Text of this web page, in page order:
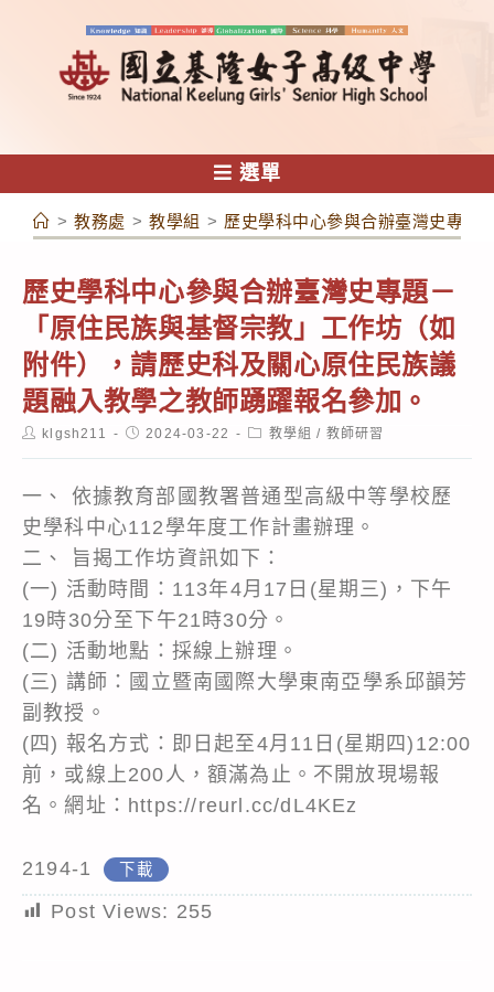
容
選單
> 教務處 > 教學組 > 歷史學科中心參與合辦臺灣史專題
歷史學科中心參與合辦臺灣史專題－
「原住民族與基督宗教」工作坊（如
附件），請歷史科及關心原住民族議
題融入教學之教師踴躍報名參加。
Postklgsh211
Post2024-03-22
Post教學組 / 教師研習
一、 依據教育部國教署普通型高級中等學校歷
史學科中心112學年度工作計畫辦理。
二、 旨揭工作坊資訊如下：
(一) 活動時間：113年4月17日(星期三)，下午
19時30分至下午21時30分。
(二) 活動地點：採線上辦理。
(三) 講師：國立暨南國際大學東南亞學系邱韻芳
副教授。
(四) 報名方式：即日起至4月11日(星期四)12:00
前，或線上200人，額滿為止。不開放現場報
名。網址：https://reurl.cc/dL4KEz
2194-1 下載
Post Views: 255